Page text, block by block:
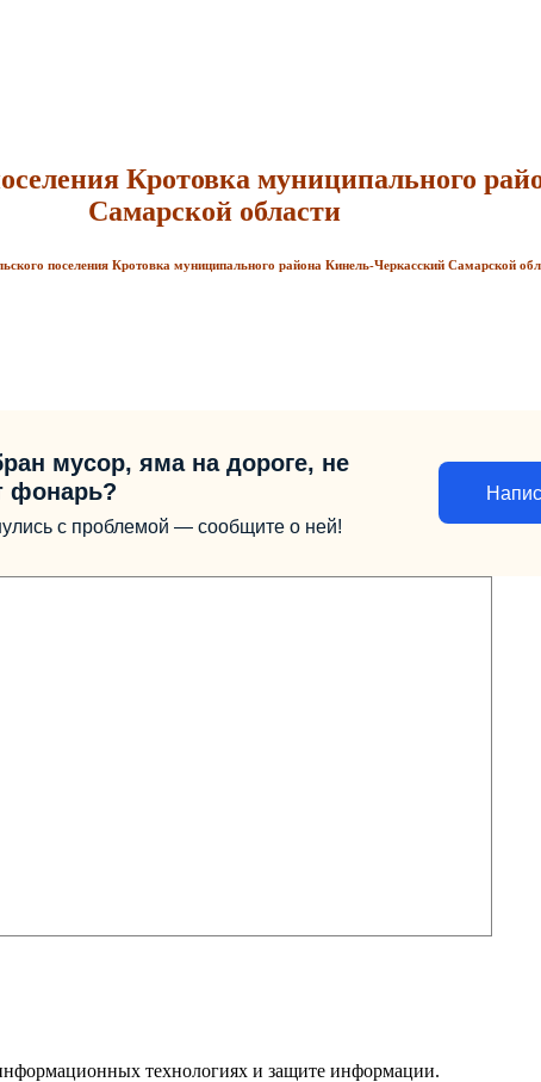
Кротовка муниципального
Самарской области
поселения Кротовка муниципального района Кинель-Черкасский Самарской
мусор, яма на дороге, не
фонарь?
с проблемой — сообщите о ней!
технологиях и защите информации.